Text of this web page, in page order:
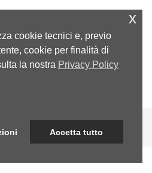
NUMERI
cookie tecnici e, previo
cookie per finalità di
la nostra Privacy Policy
Accetta tutto
x